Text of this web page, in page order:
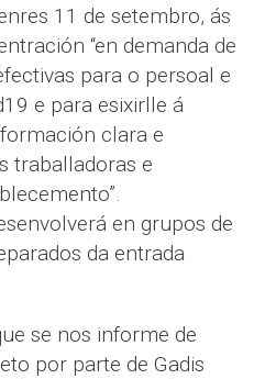
11 de setembro, ás
“en demanda de
para o persoal e
e para esixirlle á
clara e
traballadoras e
en grupos de
da entrada
se nos informe de
por parte de Gadis